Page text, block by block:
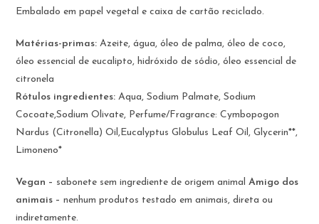
Embalado em papel vegetal e caixa de cartão reciclado.
Matérias-primas:Azeite, água, óleo de palma, óleo de coco,
óleo essencial de eucalipto, hidróxido de sódio, óleo essencial de
citronela
Rótulos ingredientes:Aqua, Sodium Palmate, Sodium
Cocoate,Sodium Olivate, Perfume/Fragrance: Cymbopogon
Nardus (Citronella) Oil,Eucalyptus Globulus Leaf Oil, Glycerin**,
Limoneno*
Vegan – sabonete sem ingrediente de origem animalAmigo dos
animais –nenhum produtos testado em animais, direta ou
indiretamente.